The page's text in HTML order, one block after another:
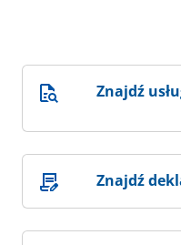
Znajdź
Znajdź